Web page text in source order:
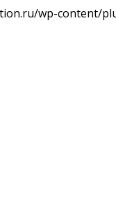
wp-content/